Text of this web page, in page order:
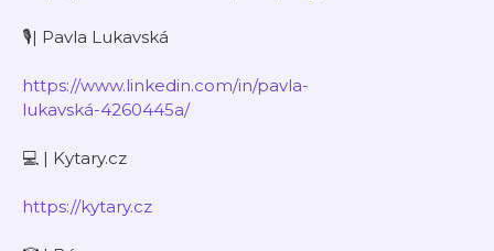
🎙| Pavla Lukavská
https://www.linkedin.com/in/pavla-
lukavská-4260445a/
💻 | Kytary.cz
https://kytary.cz